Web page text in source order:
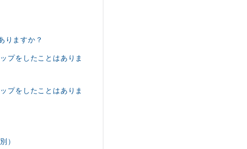
りますか？
プをしたことはありま
プをしたことはありま
）